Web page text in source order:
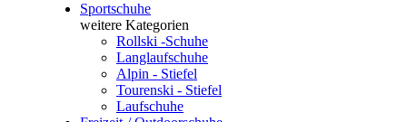
Sportschuhe
weitere Kategorien
Rollski -Schuhe
Langlaufschuhe
Alpin - Stiefel
Tourenski - Stiefel
Laufschuhe